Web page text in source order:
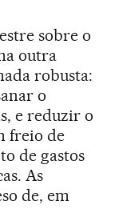
sobre o
outra
robusta:
o
e reduzir o
freio de
de gastos
As
de, em